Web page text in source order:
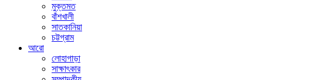
মুক্তমত
বাঁশখালী
সাতকানিয়া
চট্টগ্রাম
আরো
লোহাগাড়া
সাক্ষাৎকার